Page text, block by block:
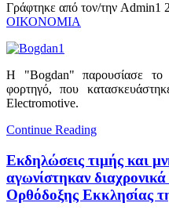
Γράφτηκε από τον/την Admin1
ΟΙΚΟΝΟΜΙΑ
Η "Bogdan" παρουσίασε το
φορτηγό, που
Electromotive.
Continue Reading
Εκδηλώσεις τιμής και
αγωνίστηκαν
Ορθόδοξης Εκκλησίας